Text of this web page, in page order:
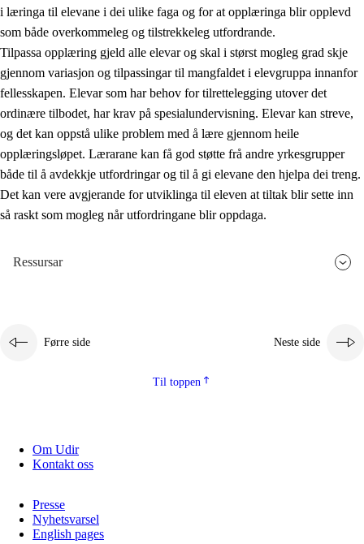
i læringa til elevane i dei ulike faga og for at opplæringa blir opplevd
som både overkommeleg og tilstrekkeleg utfordrande.
Tilpassa opplæring gjeld alle elevar og skal i størst mogleg grad skje
gjennom variasjon og tilpassingar til mangfaldet i elevgruppa innanfor
fellesskapen. Elevar som har behov for tilrettelegging utover det
ordinære tilbodet, har krav på spesialundervisning. Elevar kan streve,
og det kan oppstå ulike problem med å lære gjennom heile
opplæringsløpet. Lærarane kan få god støtte frå andre yrkesgrupper
både til å avdekkje utfordringar og til å gi elevane den hjelpa dei treng.
Det kan vere avgjerande for utviklinga til eleven at tiltak blir sette inn
så raskt som mogleg når utfordringane blir oppdaga.
Ressursar
Førre side Neste side
Til toppen
Om Udir
Kontakt oss
Presse
Nyhetsvarsel
English pages